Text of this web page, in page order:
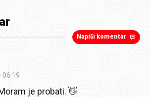
Napiši komentar
06:19
je probati. 👋